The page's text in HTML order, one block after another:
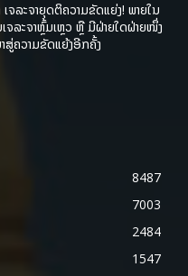
ຈລະຈາຍຸດຕິຄວາມຂັດແຍ່ງ! ພາຍໃນ
ຈລະຈາຫຼົ້ມເຫຼວ ຫຼື ມີຝ່າຍໃດຝ່າຍໜຶ່ງ
ສູ່ຄວາມຂັດແຍ້ງອີກຄັ້ງ
8487
7003
2484
1547